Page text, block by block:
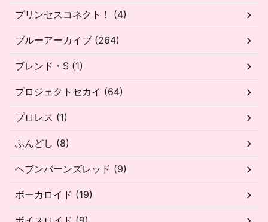
プリンセスコネクト！ (4)
ブルーアーカイブ (264)
ブレンド・S (1)
プロジェクトセカイ (64)
プロレス (1)
ふんどし (8)
ヘブンバーンズレッド (9)
ボーカロイド (19)